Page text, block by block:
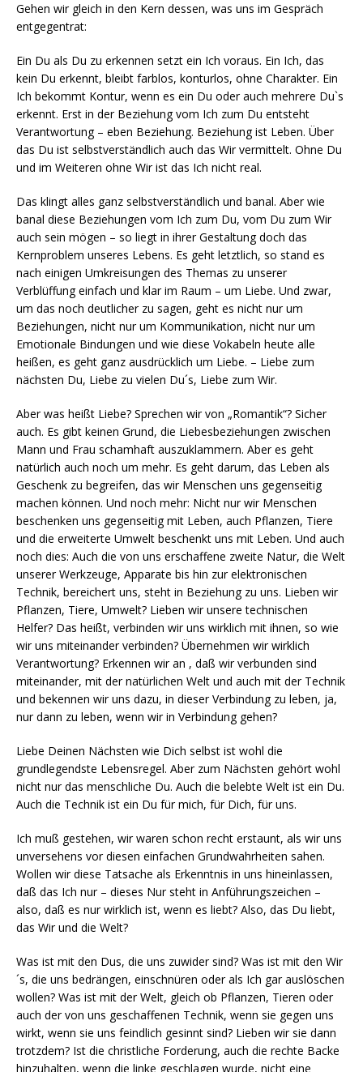
Gehen wir gleich in den Kern dessen, was uns im Gespräch
entgegentrat:
Ein Du als Du zu erkennen setzt ein Ich voraus. Ein Ich, das
kein Du erkennt, bleibt farblos, konturlos, ohne Charakter. Ein
Ich bekommt Kontur, wenn es ein Du oder auch mehrere Du`s
erkennt. Erst in der Beziehung vom Ich zum Du entsteht
Verantwortung – eben Beziehung. Beziehung ist Leben. Über
das Du ist selbstverständlich auch das Wir vermittelt. Ohne Du
und im Weiteren ohne Wir ist das Ich nicht real.
Das klingt alles ganz selbstverständlich und banal. Aber wie
banal diese Beziehungen vom Ich zum Du, vom Du zum Wir
auch sein mögen – so liegt in ihrer Gestaltung doch das
Kernproblem unseres Lebens. Es geht letztlich, so stand es
nach einigen Umkreisungen des Themas zu unserer
Verblüffung einfach und klar im Raum – um Liebe. Und zwar,
um das noch deutlicher zu sagen, geht es nicht nur um
Beziehungen, nicht nur um Kommunikation, nicht nur um
Emotionale Bindungen und wie diese Vokabeln heute alle
heißen, es geht ganz ausdrücklich um Liebe. – Liebe zum
nächsten Du, Liebe zu vielen Du´s, Liebe zum Wir.
Aber was heißt Liebe? Sprechen wir von „Romantik“? Sicher
auch. Es gibt keinen Grund, die Liebesbeziehungen zwischen
Mann und Frau schamhaft auszuklammern. Aber es geht
natürlich auch noch um mehr. Es geht darum, das Leben als
Geschenk zu begreifen, das wir Menschen uns gegenseitig
machen können. Und noch mehr: Nicht nur wir Menschen
beschenken uns gegenseitig mit Leben, auch Pflanzen, Tiere
und die erweiterte Umwelt beschenkt uns mit Leben. Und auch
noch dies: Auch die von uns erschaffene zweite Natur, die Welt
unserer Werkzeuge, Apparate bis hin zur elektronischen
Technik, bereichert uns, steht in Beziehung zu uns. Lieben wir
Pflanzen, Tiere, Umwelt? Lieben wir unsere technischen
Helfer? Das heißt, verbinden wir uns wirklich mit ihnen, so wie
wir uns miteinander verbinden? Übernehmen wir wirklich
Verantwortung? Erkennen wir an , daß wir verbunden sind
miteinander, mit der natürlichen Welt und auch mit der Technik
und bekennen wir uns dazu, in dieser Verbindung zu leben, ja,
nur dann zu leben, wenn wir in Verbindung gehen?
Liebe Deinen Nächsten wie Dich selbst ist wohl die
grundlegendste Lebensregel. Aber zum Nächsten gehört wohl
nicht nur das menschliche Du. Auch die belebte Welt ist ein Du.
Auch die Technik ist ein Du für mich, für Dich, für uns.
Ich muß gestehen, wir waren schon recht erstaunt, als wir uns
unversehens vor diesen einfachen Grundwahrheiten sahen.
Wollen wir diese Tatsache als Erkenntnis in uns hineinlassen,
daß das Ich nur – dieses Nur steht in Anführungszeichen –
also, daß es nur wirklich ist, wenn es liebt? Also, das Du liebt,
das Wir und die Welt?
Was ist mit den Dus, die uns zuwider sind? Was ist mit den Wir
´s, die uns bedrängen, einschnüren oder als Ich gar auslöschen
wollen? Was ist mit der Welt, gleich ob Pflanzen, Tieren oder
auch der von uns geschaffenen Technik, wenn sie gegen uns
wirkt, wenn sie uns feindlich gesinnt sind? Lieben wir sie dann
trotzdem? Ist die christliche Forderung, auch die rechte Backe
hinzuhalten, wenn die linke geschlagen wurde, nicht eine